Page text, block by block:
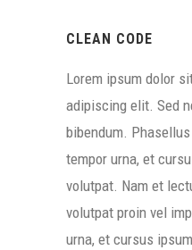
CLEAN CODE
Lorem ipsum dolor
adipiscing elit. Sed
bibendum.
tempor urna, et
volutpat. Nam et
volutpat proin vel
urna, et cursus